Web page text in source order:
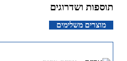
תוספות ושדרוגים
מוצרים משלימים